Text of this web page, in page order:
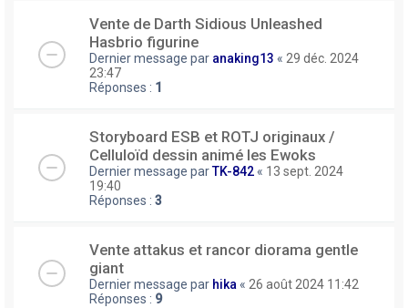
Vente de Darth Sidious Unleashed
Hasbrio figurine
Dernier message par anaking13 « 29 déc. 2024
23:47
Réponses : 1
Storyboard ESB et ROTJ originaux /
Celluloïd dessin animé les Ewoks
Dernier message parTK-842 « 13 sept. 2024
19:40
Réponses : 3
Vente attakus et rancor diorama gentle
giant
Dernier message par hika « 26 août 2024 11:42
Réponses : 9